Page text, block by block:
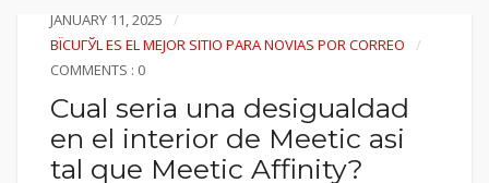
JANUARY 11, 2025
ВЇCUГЎL ES EL MEJOR SITIO PARA NOVIAS POR CORREO
COMMENTS : 0
Cual seria una desigualdad
en el interior de Meetic asi
tal que Meetic Affinity?